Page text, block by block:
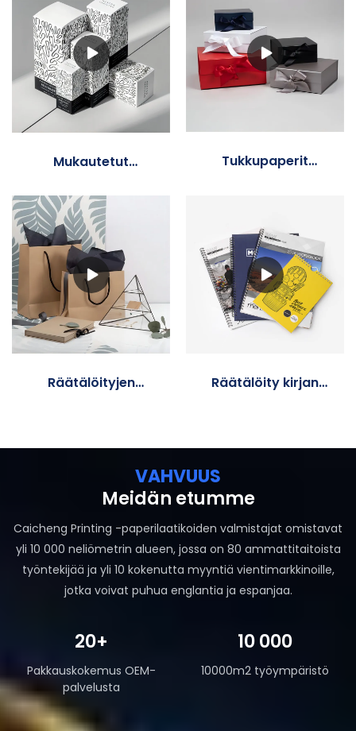
Mukautetut
tukkumyynti
Tukkupaperit
Räätälöityjen
Räätälöity kirjan
VAHVUUS
Meidän etumme
Caicheng Printing -paperilaatikoiden valmistajat omistavat
yli 10 000 neliömetrin alueen, jossa on 80 ammattitaitoista
työntekijää ja yli 10 kokenutta myyntiä vientimarkkinoille,
jotka voivat puhua englantia ja espanjaa.
20+
Pakkauskokemus OEM-
palvelusta
10 000
10000m2 työympäristö